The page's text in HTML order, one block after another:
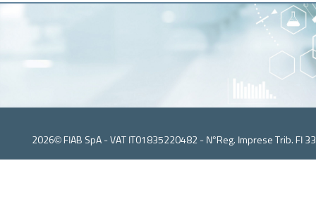
2026© FIAB SpA - VAT IT01835220482 - N°Reg. Imprese Trib. FI